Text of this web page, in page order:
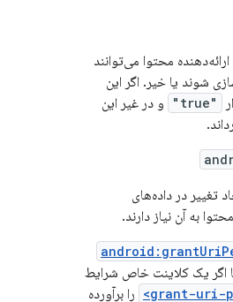
محتوا می‌توانند
شوند یا خیر. اگر این
"true"
و در غیر این
تغییر در داده‌های
به آن نیاز دارند.
اگر یک کلاینت خاص شرایط
را برآورده